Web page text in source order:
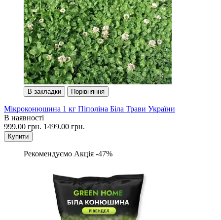
В закладки Порівняння
Мікроконюшина 1 кг Піполіна Біла Трави України
В наявності
999.00 грн. 1499.00 грн.
Купити
Рекомендуємо Акція -47%